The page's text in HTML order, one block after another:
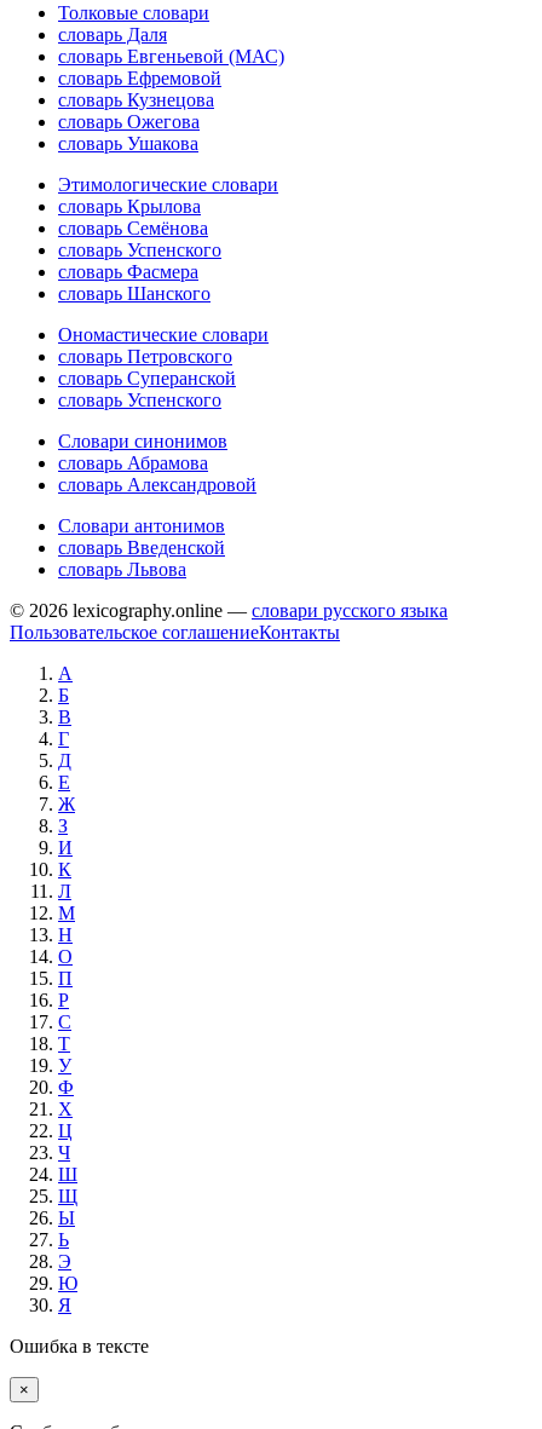
Толковые словари
словарь Даля
словарь Евгеньевой (МАС)
словарь Ефремовой
словарь Кузнецова
словарь Ожегова
словарь Ушакова
Этимологические словари
словарь Крылова
словарь Семёнова
словарь Успенского
словарь Фасмера
словарь Шанского
Ономастические словари
словарь Петровского
словарь Суперанской
словарь Успенского
Словари синонимов
словарь Абрамова
словарь Александровой
Словари антонимов
словарь Введенской
словарь Львова
© 2026 lexicography.online — словари русского языка
Пользовательское соглашениеКонтакты
А
Б
В
Г
Д
Е
Ж
З
И
К
Л
М
Н
О
П
Р
С
Т
У
Ф
Х
Ц
Ч
Ш
Щ
Ы
Ь
Э
Ю
Я
Ошибка в тексте
×